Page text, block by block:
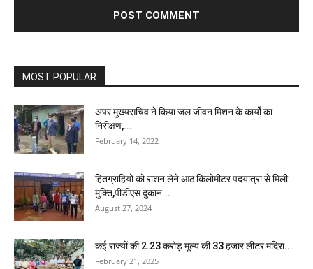
MOST POPULAR
अपर मुख्यसचिव ने किया जल जीवन मिशन के कार्यो का
निरीक्षण,...
February 14, 2022
हितग्राहियो को राशन लेने आठ किलोमीटर पदयात्रा से मिली
मुक्ति,पीडीएस दुकान...
August 27, 2024
कई राज्यों की 2.23 करोड़ मूल्य की 33 हजार लीटर मदिरा...
February 21, 2025